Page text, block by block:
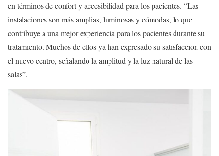
en términos de confort y accesibilidad para los pacientes. “Las
instalaciones son más amplias, luminosas y cómodas, lo que
contribuye a una mejor experiencia para los pacientes durante su
tratamiento. Muchos de ellos ya han expresado su satisfacción con
el nuevo centro, señalando la amplitud y la luz natural de las
salas”.